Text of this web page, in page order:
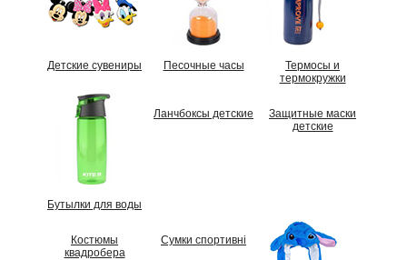
Детские сувениры Песочные часы
Термосы и
термокружки
Бутылки для воды
Ланчбоксы детские
Защитные маски
детские
Костюмы
квадробера
Сумки спортивні